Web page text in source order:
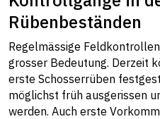
Rübenbeständen
Regelmässige
grosser Bedeutung. Derzeit
erste Schosserrüben
möglichst früh ausgerissen
werden. Auch erste